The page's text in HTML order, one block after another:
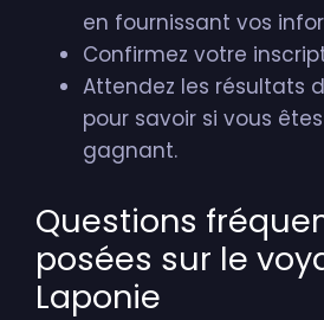
en fournissant vos
Confirmez votre
Attendez les résultats
pour savoir si vous êtes
gagnant.
Questions
posées sur le
Laponie